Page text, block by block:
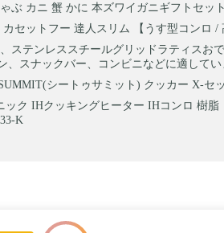
ぶ カニ 蟹 かに 本ズワイガニギフトセッ
セットフー 達人スリム 【うす型コンロ /
ステンレススチールグリッドラティスお
、スナックバー、コンビニなどに適してい
シートゥサミット) クッカー X-セ
ック IHクッキングヒーター IHコンロ 樹
K